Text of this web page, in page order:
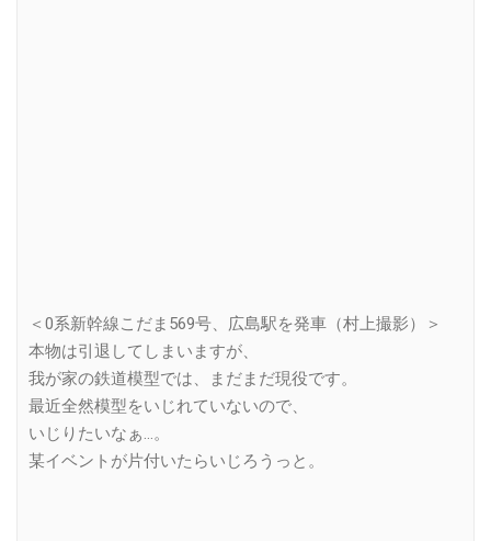
＜0系新幹線こだま569号、広島駅を発車（村上撮影）＞
本物は引退してしまいますが、
我が家の鉄道模型では、まだまだ現役です。
最近全然模型をいじれていないので、
いじりたいなぁ…。
某イベントが片付いたらいじろうっと。